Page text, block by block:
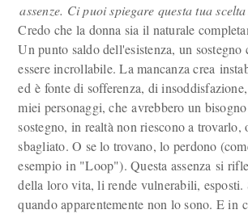
assenze. Ci puoi spiegare questa tua
Credo che la donna sia il naturale
Un punto saldo dell'esistenza, un sostegno
essere incrollabile. La mancanza crea
ed è fonte di sofferenza, di
miei personaggi, che avrebbero un
sostegno, in realtà non riescono a trovarlo,
sbagliato. O se lo trovano, lo perdono
esempio in "Loop"). Questa assenza si
della loro vita, li rende vulnerabili, esposti.
quando apparentemente non lo sono. E in